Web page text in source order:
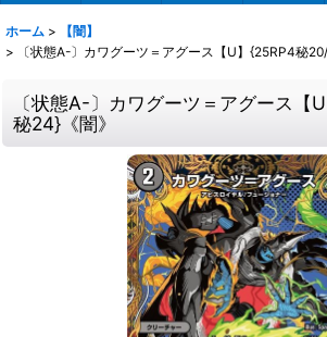
ホーム >
【闇】
>
〔状態A-〕カワグーツ＝アグース【U】{25RP4秘
〔状態A-〕カワグーツ＝アグース【
秘24}《闇》